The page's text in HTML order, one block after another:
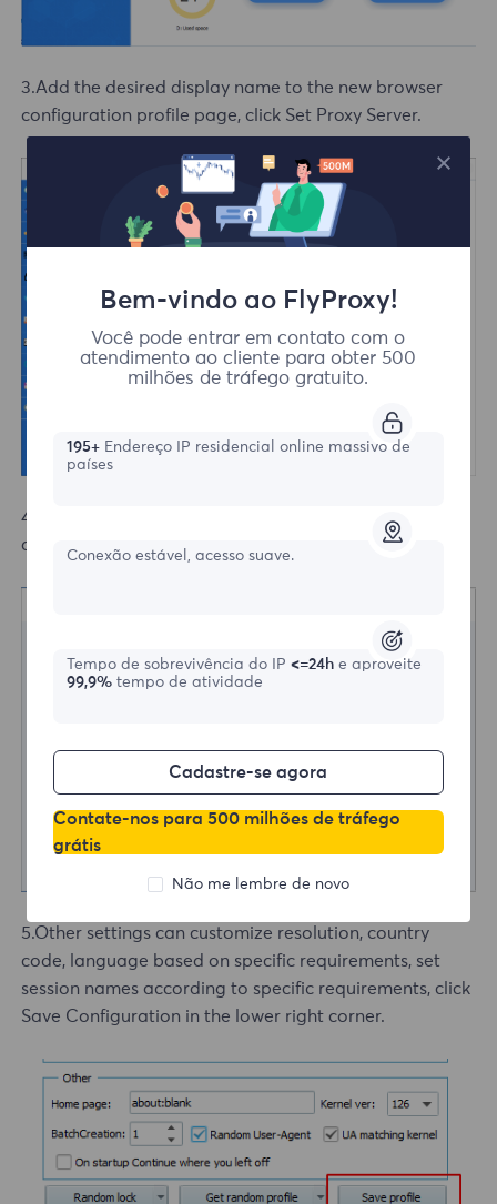
3.Add the desired display name to the new browser
configuration profile page, click Set Proxy Server.
4.Check Enable proxy server, enter the extracted IP
address just now, and click Save.
5.Other settings can customize resolution, country
code, language based on specific requirements, set
session names according to specific requirements, click
Save Configuration in the lower right corner.
Bem-vindo ao FlyProxy!
Você pode entrar em contato com o
atendimento ao cliente para obter 500
milhões de tráfego gratuito.
195+Endereço IP residencial online massivo de
países
Conexão estável, acesso suave.
Tempo de sobrevivência do IP <=24h e aproveite
99,9%tempo de atividade
Cadastre-se agora
Contate-nos para 500 milhões de tráfego
grátis
Não me lembre de novo